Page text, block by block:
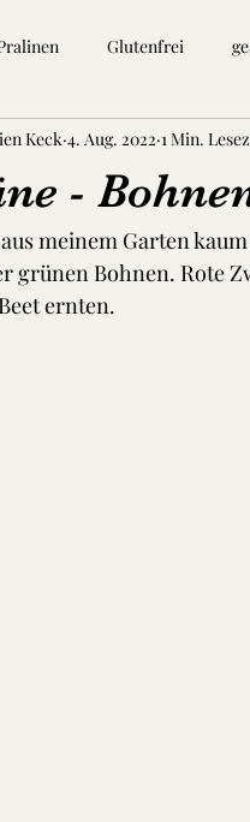
Glutenfrei
Kräuter und
Brot
-
Keck 4. Aug. 2022 1 Min.
meinem Garten
grünen Bohnen. Rote
ernten.